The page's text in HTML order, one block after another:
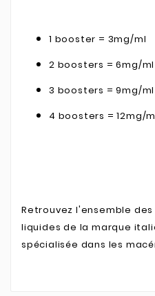
1 booster = 3mg/ml
2 boosters = 6mg/ml
3 boosters = 9mg/ml
4 boosters = 12mg/
Retrouvez l'ensemble
liquides de la marque
spécialisée dans les